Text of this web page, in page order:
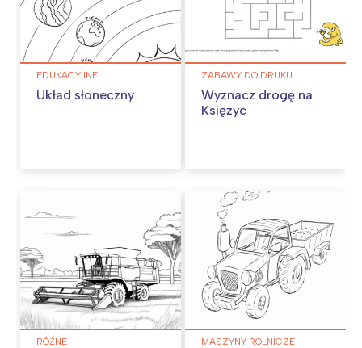
EDUKACYJNE
Układ słoneczny
ZABAWY DO DRUKU
Wyznacz drogę na
Księżyc
RÓŻNE MASZYNY ROLNICZE